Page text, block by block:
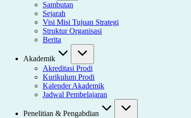
Sambutan
Sejarah
Visi Misi Tujuan Strategi
Struktur Organisasi
Berita
Akademik
Akreditasi Prodi
Kurikulum Prodi
Kalender Akademik
Jadwal Pembelajaran
Penelitian & Pengabdian